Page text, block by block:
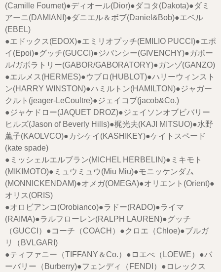
(Camille Fournet)●ディオール(Dior)●ダコタ(Dakota)●ダミ
アーニ(DAMIANI)●ダニエル＆ボブ(Daniel&Bob)●エベル
(EBEL)
●エドックス(EDOX)●エミリオプッチ(EMILIO PUCCI)●エポ
イ(Epoi)●グッチ(GUCCI)●ジバンシー(GIVENCHY)●ガボー
ル/ガボラトリー(GABOR/GABORATORY)●ガンゾ(GANZO)
●エルメス(HERMES)●ウブロ(HUBLOT)●ハリーウィンスト
ン(HARRY WINSTON)●ハミルトン(HAMILTON)●ジャガー
クルト(jeager-LeCoultre)●ジェイコブ(jacob&Co.)
●ジャケドロー(JAQUET DROZ)●ジェイソンオブビバリー
ヒルズ(Jason of Beverly Hills)●梶光夫(KAJI MITSUO)●水野
薫子(KAOLVCO)●カシケイ(KASHIKEY)●ケイトスペード
(kate spade)
●ミッシェルエルブラン(MICHEL HERBELIN)●ミキモト
(MIKIMOTO)●ミュウミュウ(Miu Miu)●モニッケンダム
(MONNICKENDAM)●オメガ(OMEGA)●オリエント(Orient)●
オリス(ORIS)
●オロビアンコ(Orobianco)●ラドー(RADO)●ライマ
(RAIMA)●ラルフローレン(RALPH LAUREN)●グッチ
（GUCCI）●コーチ（COACH）●クロエ（Chloe)●ブルガ
リ（BVLGARI)
●ティファニー（TIFFANY＆Co.）●ロエべ（LOEWE）●バ
ーバリー（Burberry)●フェンディ（FENDI）●ロレックス